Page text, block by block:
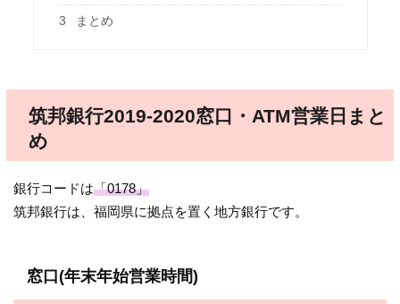
3 まとめ
筑邦銀行2019-2020窓口・ATM営業日まと
め
銀行コードは「0178」
筑邦銀行は、福岡県に拠点を置く地方銀行です。
窓口(年末年始営業時間)